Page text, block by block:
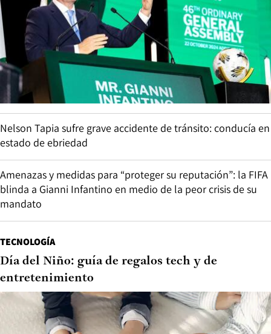
Nelson Tapia sufre grave accidente de tránsito: conducía en
estado de ebriedad
Amenazas y medidas para “proteger su reputación”: la FIFA
blinda a Gianni Infantino en medio de la peor crisis de su
mandato
TECNOLOGÍA
Día del Niño: guía de regalos tech y de
entretenimiento